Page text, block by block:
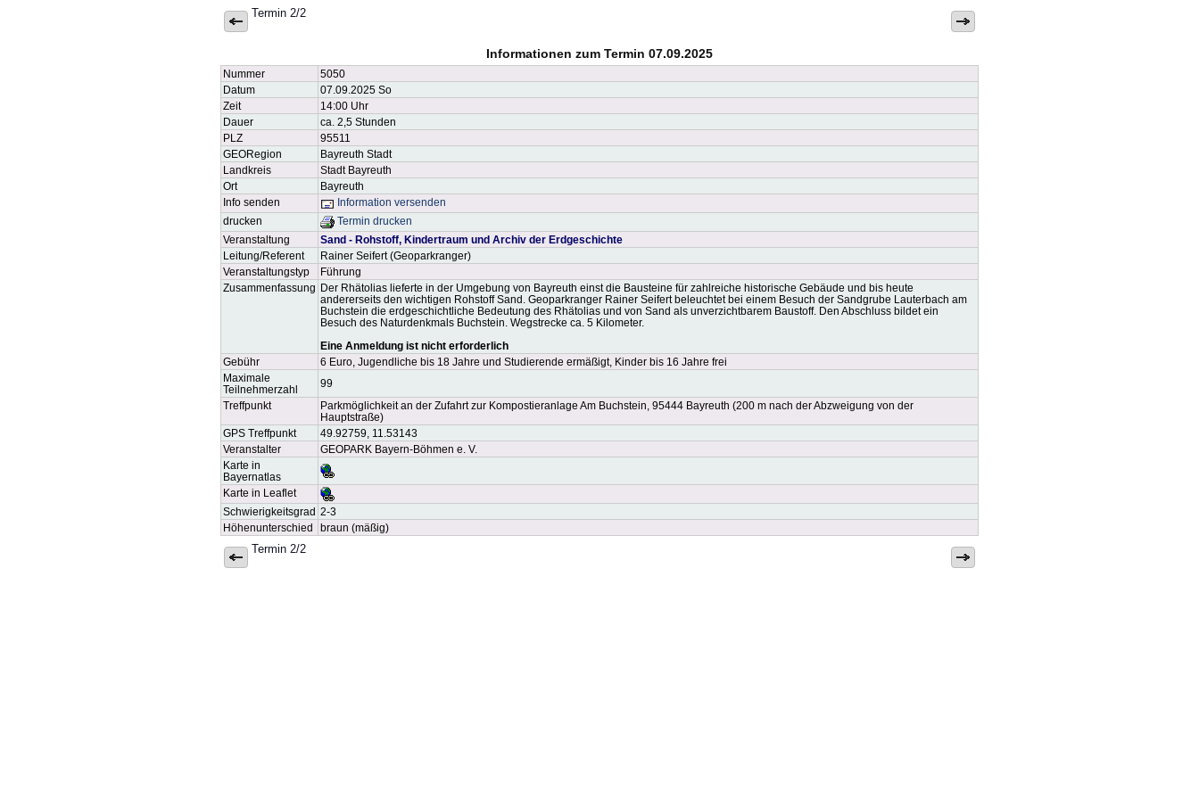
Termin 2/2
Informationen zum Termin 07.09.2025
Nummer
5050
Datum
07.09.2025 So
Zeit
14:00 Uhr
Dauer
ca. 2,5 Stunden
PLZ
95511
GEORegion
Bayreuth Stadt
Landkreis
Stadt Bayreuth
Ort
Bayreuth
Info senden
Information versenden
drucken
Termin drucken
Veranstaltung
Sand - Rohstoff, Kindertraum und Archiv der Erdgeschichte
Leitung/Referent
Rainer Seifert (Geoparkranger)
Veranstaltungstyp
Führung
Zusammenfassung Der Rhätolias lieferte in der Umgebung von Bayreuth einst die Bausteine für zahlreiche historische Gebäude und bis heute
andererseits den wichtigen Rohstoff Sand. Geoparkranger Rainer Seifert beleuchtet bei einem Besuch der Sandgrube Lauterbach am
Buchstein die erdgeschichtliche Bedeutung des Rhätolias und von Sand als unverzichtbarem Baustoff. Den Abschluss bildet ein
Besuch des Naturdenkmals Buchstein. Wegstrecke ca. 5 Kilometer.
Eine Anmeldung ist nicht erforderlich
Gebühr
6 Euro, Jugendliche bis 18 Jahre und Studierende ermäßigt, Kinder bis 16 Jahre frei
Maximale
Teilnehmerzahl
99
Treffpunkt
Parkmöglichkeit an der Zufahrt zur Kompostieranlage Am Buchstein, 95444 Bayreuth (200 m nach der Abzweigung von der
Hauptstraße)
GPS Treffpunkt
49.92759, 11.53143
Veranstalter
GEOPARK Bayern-Böhmen e. V.
Karte in
Bayernatlas
Karte in Leaflet
Schwierigkeitsgrad 2-3
Höhenunterschied
braun (mäßig)
Termin 2/2